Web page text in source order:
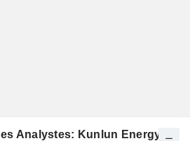
Analystes: Kunlun Energy